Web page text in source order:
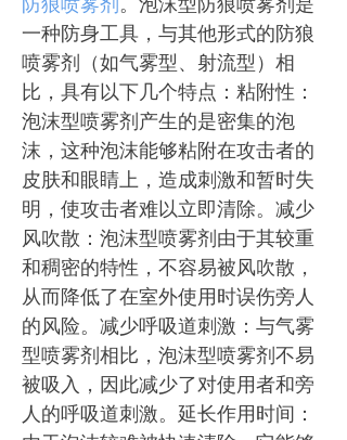
一种防身工具，与其他形式的防狼
喷雾剂（如气雾型、射流型）相
比，具有以下几个特点：粘附性：
泡沫型喷雾剂产生的是密集的泡
沫，这种泡沫能够粘附在攻击者的
皮肤和眼睛上，造成刺激和暂时失
明，使攻击者难以立即清除。减少
风吹散：泡沫型喷雾剂由于其较重
和稠密的特性，不容易被风吹散，
从而降低了在室外使用时误伤旁人
的风险。减少呼吸道刺激：与气雾
型喷雾剂相比，泡沫型喷雾剂不易
被吸入，因此减少了对使用者和旁
人的呼吸道刺激。延长作用时间：